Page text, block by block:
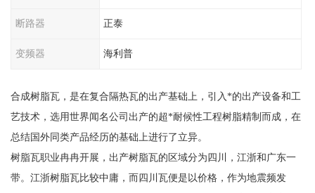
断路器 正泰
变频器 海利普
合成树脂瓦，是在复合隔热瓦的出产基础上，引入*的出产设备和工
艺技术，选用世界闻名公司出产的超*耐候性工程树脂精制而成，在
总结国外同类产品经历的基础上进行了立异。
树脂瓦职业冉冉开展，出产树脂瓦的区域分为四川，江浙和广东一
带。江浙树脂瓦比较中庸，而四川瓦便是以价格，作为地震频发